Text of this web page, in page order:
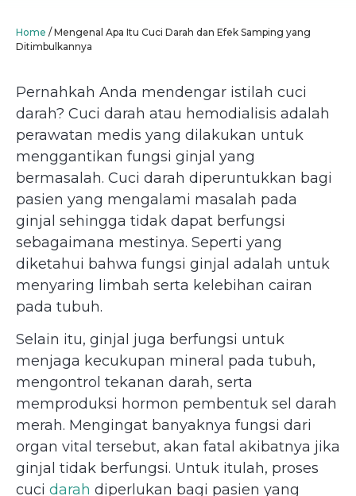
Home / Mengenal Apa Itu Cuci Darah dan Efek Samping yang
Ditimbulkannya
Pernahkah Anda mendengar istilah cuci
darah? Cuci darah atau hemodialisis adalah
perawatan medis yang dilakukan untuk
menggantikan fungsi ginjal yang
bermasalah. Cuci darah diperuntukkan bagi
pasien yang mengalami masalah pada
ginjal sehingga tidak dapat berfungsi
sebagaimana mestinya. Seperti yang
diketahui bahwa fungsi ginjal adalah untuk
menyaring limbah serta kelebihan cairan
pada tubuh.
Selain itu, ginjal juga berfungsi untuk
menjaga kecukupan mineral pada tubuh,
mengontrol tekanan darah, serta
memproduksi hormon pembentuk sel darah
merah. Mengingat banyaknya fungsi dari
organ vital tersebut, akan fatal akibatnya jika
ginjal tidak berfungsi. Untuk itulah, proses
cuci darah diperlukan bagi pasien yang